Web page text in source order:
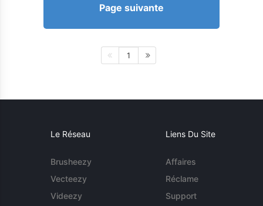
Page suivante
1
Le Réseau
Brusheezy
Vecteezy
Videezy
Liens Du Site
Affaires
Réclame
Support